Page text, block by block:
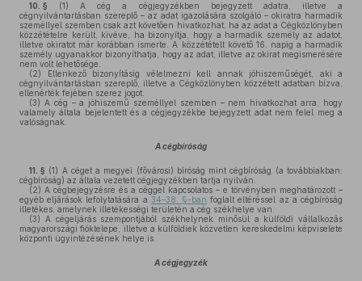
10. § (1) A cég a cégjegyzékben bejegyzett adatra, illetve a
cégnyilvántartásban szereplő – az adat igazolására szolgáló – okiratra harmadik
személlyel szemben csak azt követően hivatkozhat, ha az adat a Cégközlönyben
közzétételre került, kivéve, ha bizonyítja, hogy a harmadik személy az adatot,
illetve okiratot már korábban ismerte. A közzétételt követő 16. napig a harmadik
személy ugyanakkor bizonyíthatja, hogy az adat, illetve az okirat megismerésére
nem volt lehetősége.
(2) Ellenkező bizonyításig vélelmezni kell annak jóhiszeműségét, aki a
cégnyilvántartásban szereplő, illetve a Cégközlönyben közzétett adatban bízva,
ellenérték fejében szerez jogot.
(3) A cég – a jóhiszemű személlyel szemben – nem hivatkozhat arra, hogy
valamely általa bejelentett és a cégjegyzékbe bejegyzett adat nem felel meg a
valóságnak.
A cégbíróság
11. § (1) A céget a megyei (fővárosi) bíróság mint cégbíróság (a továbbiakban:
cégbíróság) az általa vezetett cégjegyzékben tartja nyilván.
(2) A cégbejegyzésre és a céggel kapcsolatos – e törvényben meghatározott –
egyéb eljárások lefolytatására a 34–38. §-ban foglalt eltéréssel az a cégbíróság
illetékes, amelynek illetékességi területén a cég székhelye van.
(3) A cégeljárás szempontjából székhelynek minősül a külföldi vállalkozás
magyarországi fióktelepe, illetve a külföldiek közvetlen kereskedelmi képviselete
központi ügyintézésének helye is.
A cégjegyzék